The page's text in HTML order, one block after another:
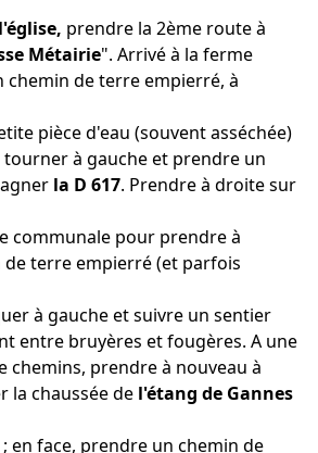
l'église, prendre la 2ème route à
Métairie". Arrivé à la ferme
chemin de terre empierré, à
pièce d'eau (souvent asséchée)
à gauche et prendre un
la D 617. Prendre à droite sur
communale pour prendre à
terre empierré (et parfois
à gauche et suivre un sentier
entre bruyères et fougères. A une
chemins, prendre à nouveau à
la chaussée de l'étang de Gannes
; en face, prendre un chemin de